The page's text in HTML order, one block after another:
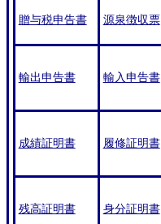
贈与税申告書 源泉徴収票
輸出申告書 輸入申告書
成績証明書 履修証明書
残高証明書 身分証明書